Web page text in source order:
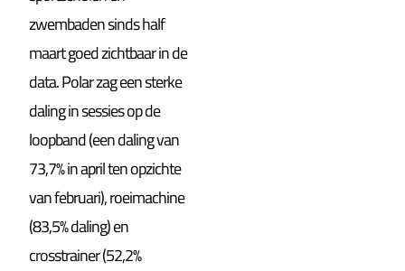
zwembaden sinds half
maart goed zichtbaar in de
data. Polar zag een sterke
daling in sessies op de
loopband (een daling van
73,7% in april ten opzichte
van februari), roeimachine
(83,5% daling) en
crosstrainer (52,2%